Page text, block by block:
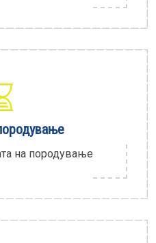
на породување